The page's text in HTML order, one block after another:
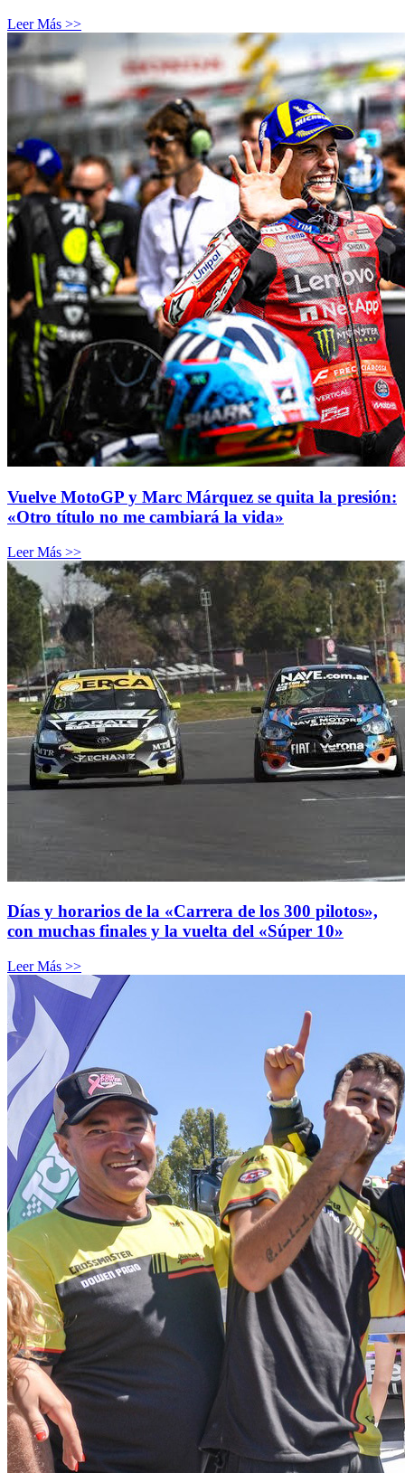
Leer Más >>
Vuelve MotoGP y Marc Márquez se quita la presión:
«Otro título no me cambiará la vida»
Leer Más >>
Días y horarios de la «Carrera de los 300 pilotos»,
con muchas finales y la vuelta del «Súper 10»
Leer Más >>